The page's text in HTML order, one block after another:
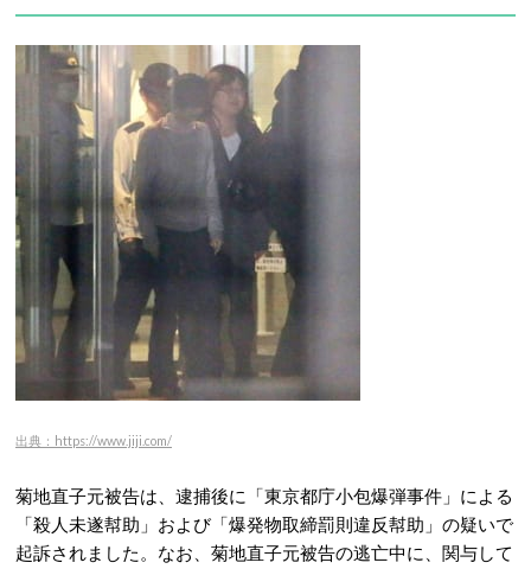
出典：https://www.jiji.com/
菊地直子元被告は、逮捕後に「東京都庁小包爆弾事件」による
「殺人未遂幇助」および「爆発物取締罰則違反幇助」の疑いで
起訴されました。なお、菊地直子元被告の逃亡中に、関与して